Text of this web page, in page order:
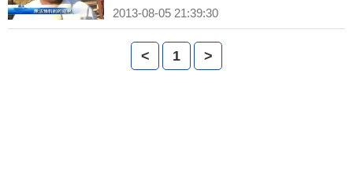
2013-08-05 21:39:30
< 1 >